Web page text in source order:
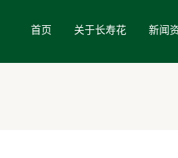
首页 关于长寿花 新闻